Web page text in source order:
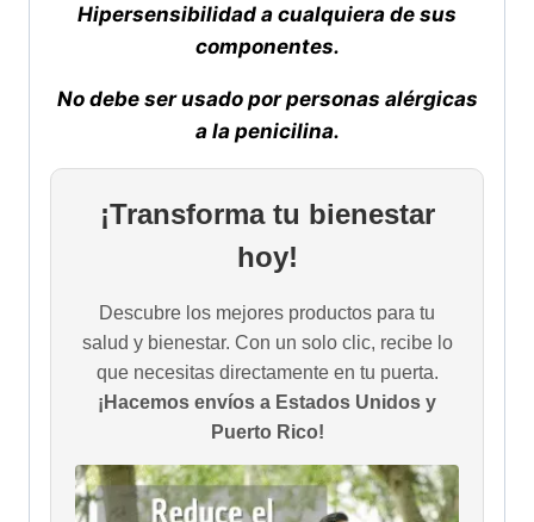
Hipersensibilidad a cualquiera de sus
componentes.
No debe ser usado por personas alérgicas
a la penicilina.
¡Transforma tu bienestar
hoy!
Descubre los mejores productos para tu
salud y bienestar. Con un solo clic, recibe lo
que necesitas directamente en tu puerta.
¡Hacemos envíos a Estados Unidos y
Puerto Rico!